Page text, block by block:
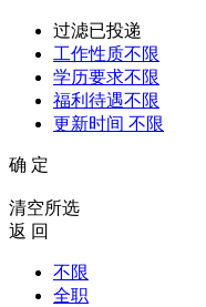
过滤已投递
工作性质不限
学历要求不限
福利待遇不限
更新时间 不限
确 定
清空所选
返 回
不限
全职